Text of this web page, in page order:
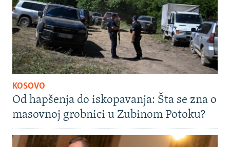
KOSOVO
Od hapšenja do iskopavanja: Šta se zna o
masovnoj grobnici u Zubinom Potoku?